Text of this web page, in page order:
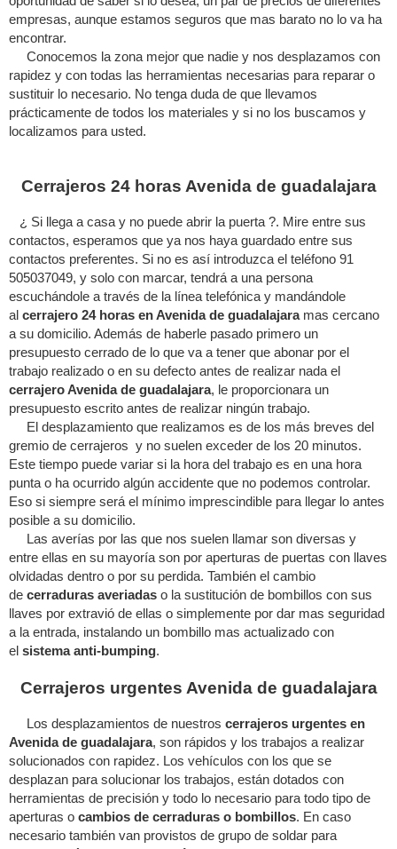
empresas, aunque estamos seguros que mas barato no lo va ha
encontrar.
Conocemos la zona mejor que nadie y nos desplazamos con
rapidez y con todas las herramientas necesarias para reparar o
sustituir lo necesario. No tenga duda de que llevamos
prácticamente de todos los materiales y si no los buscamos y
localizamos para usted.
Cerrajeros 24 horas Avenida de guadalajara
¿ Si llega a casa y no puede abrir la puerta ?. Mire entre sus
contactos, esperamos que ya nos haya guardado entre sus
contactos preferentes. Si no es así introduzca el teléfono 91
505037049, y solo con marcar, tendrá a una persona
escuchándole a través de la línea telefónica y mandándole
al cerrajero 24 horas en Avenida de guadalajaramas cercano
a su domicilio. Además de haberle pasado primero un
presupuesto cerrado de lo que va a tener que abonar por el
trabajo realizado o en su defecto antes de realizar nada el
cerrajero Avenida de guadalajara, le proporcionara un
presupuesto escrito antes de realizar ningún trabajo.
El desplazamiento que realizamos es de los más breves del
gremio de cerrajeros y no suelen exceder de los 20 minutos.
Este tiempo puede variar si la hora del trabajo es en una hora
punta o ha ocurrido algún accidente que no podemos controlar.
Eso si siempre será el mínimo imprescindible para llegar lo antes
posible a su domicilio.
Las averías por las que nos suelen llamar son diversas y
entre ellas en su mayoría son por aperturas de puertas con llaves
olvidadas dentro o por su perdida. También el cambio
de cerraduras averiadas o la sustitución de bombillos con sus
llaves por extravió de ellas o simplemente por dar mas seguridad
a la entrada, instalando un bombillo mas actualizado con
el sistema anti-bumping.
Cerrajeros urgentes Avenida de guadalajara
Los desplazamientos de nuestros cerrajeros urgentes en
Avenida de guadalajara, son rápidos y los trabajos a realizar
solucionados con rapidez. Los vehículos con los que se
desplazan para solucionar los trabajos, están dotados con
herramientas de precisión y todo lo necesario para todo tipo de
aperturas o cambios de cerraduras o bombillos. En caso
necesario también van provistos de grupo de soldar para